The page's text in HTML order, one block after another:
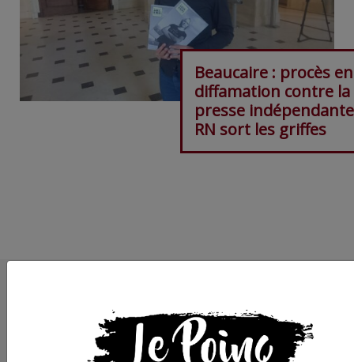
Beaucaire : procès en
diffamation contre la
presse
RN sort les griffes